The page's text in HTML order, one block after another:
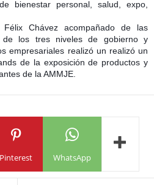
bienestar personal, salud, expo,
Chávez acompañado de las
de los tres niveles de gobierno y
empresariales realizó un realizó un
de la exposición de productos y
de la AMMJE.
Pinterest WhatsApp